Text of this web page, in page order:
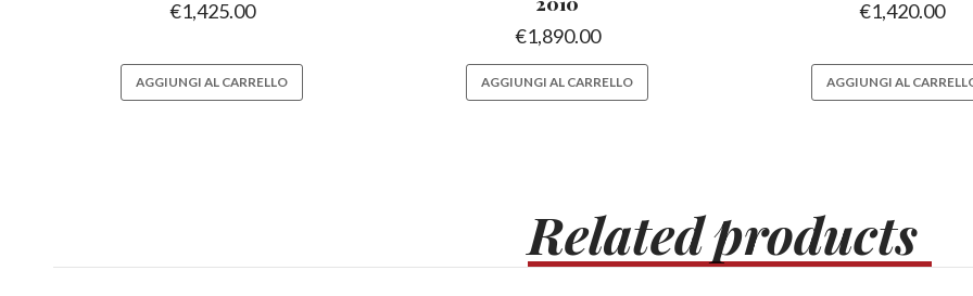
€1,425.00
AGGIUNGI AL CARRELLO
€1,890.00
AGGIUNGI AL CARRELLO
€1,420.00
AGGIUNGI AL
Relatedproducts